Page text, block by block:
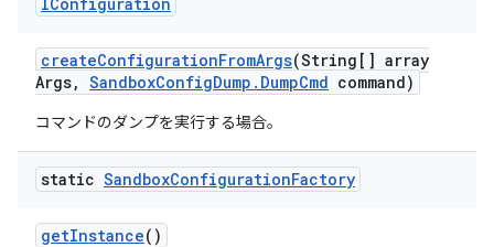
createConfigurationFromArgs(String[] array
Args, SandboxConfigDump . DumpCmd command)
コマンドのダンプを実行する場合。
static SandboxConfigurationFactory
getInstance()